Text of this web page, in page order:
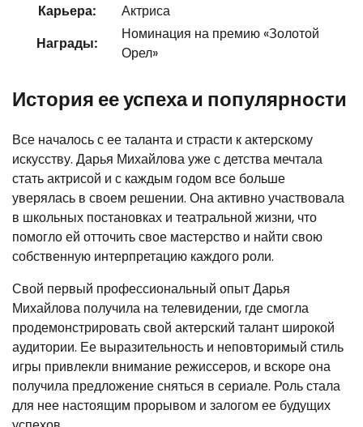
Карьера:
Актриса
Награды:
Номинация на премию «Золотой
Орел»
История ее успеха и популярности
Все началось с ее таланта и страсти к актерскому
искусству. Дарья Михайлова уже с детства мечтала
стать актрисой и с каждым годом все больше
уверялась в своем решении. Она активно участвовала
в школьных постановках и театральной жизни, что
помогло ей отточить свое мастерство и найти свою
собственную интерпретацию каждого роли.
Свой первый профессиональный опыт Дарья
Михайлова получила на телевидении, где смогла
продемонстрировать свой актерский талант широкой
аудитории. Ее выразительность и неповторимый стиль
игры привлекли внимание режиссеров, и вскоре она
получила предложение сняться в сериале. Роль стала
для нее настоящим прорывом и залогом ее будущих